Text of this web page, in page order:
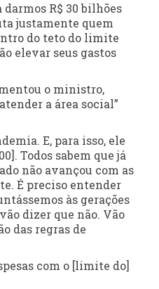
R$ 30 bilhões
justamente quem
do teto do limite
elevar seus gastos
o ministro,
a área social”
E, para isso, ele
Todos sabem que já
não avançou com as
É preciso entender
às gerações
dizer que não. Vão
das regras de
com o [limite do]